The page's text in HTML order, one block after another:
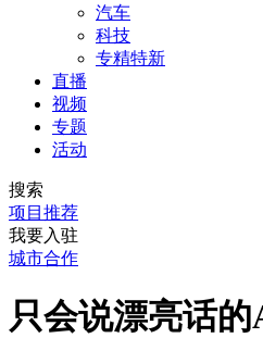
汽车
科技
专精特新
直播
视频
专题
活动
搜索
项目推荐
我要入驻
城市合作
只会说漂亮话